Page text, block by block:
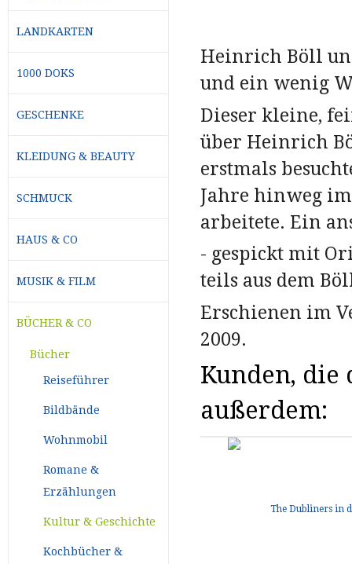
Heinrich Böll
und ein wenig
Dieser kleine,
über Heinrich
erstmals
Jahre hinweg
arbeitete. Ein
- gespickt mit
teils aus dem
Erschienen im
2009.
Kunden, die
außerdem:
LANDKARTEN
1000 DOKS
GESCHENKE
KLEIDUNG & BEAUTY
SCHMUCK
HAUS & CO
MUSIK & FILM
BÜCHER & CO
Bücher
Reiseführer
Bildbände
Wohnmobil
Romane &
Erzählungen
Kultur & Geschichte
Kochbücher &